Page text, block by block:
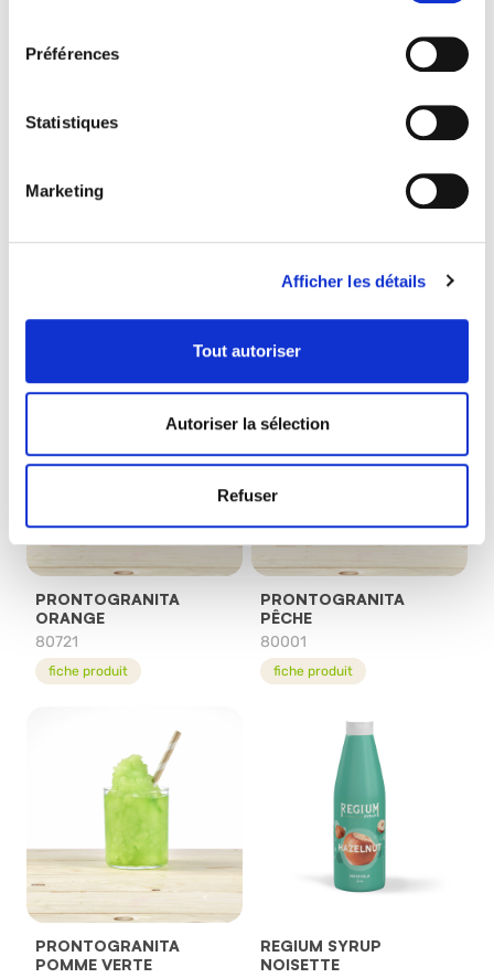
Préférences
Statistiques
Marketing
Afficher les détails
Tout autoriser
Autoriser la sélection
Refuser
fiche produit
MOJITO
fiche produit
PRONTOGRANITA
ORANGE
80721
fiche produit
PRONTOGRANITA
PÊCHE
80001
fiche produit
PRONTOGRANITA
POMME VERTE
REGIUM SYRUP
NOISETTE